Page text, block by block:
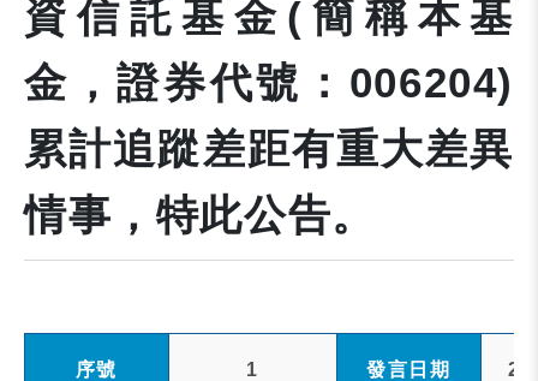
資信託基金(簡稱本基
金，證券代號：006204)
累計追蹤差距有重大差異
情事，特此公告。
序號 1 發言日期